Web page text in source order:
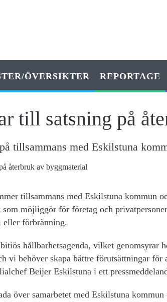
ÖVERSIKTER REPORTAGE
till satsning på
tillsammans med Eskilstuna
tillsammans med Eskilstuna kommun
som möjliggör för företag och
förbränning.
hållbarhetsagenda, vilket genomsyrar
vi behöver skapa bättre förutsättningar
Beijer Eskilstuna i ett
över samarbetet med Eskilstuna